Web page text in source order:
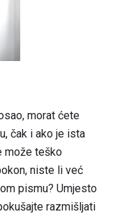
morat ćete
čak i ako je ista
može teško
niste li već
pismu? Umjesto
razmišljati